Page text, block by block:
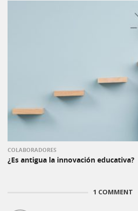
COLABORADORES
¿Es antigua la innovación educativa?
1 COMMENT